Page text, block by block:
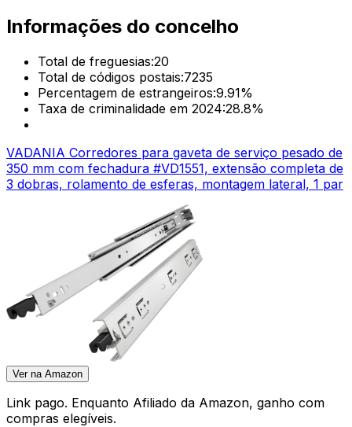
Informações do concelho
Total de freguesias:20
Total de códigos postais:7235
Percentagem de estrangeiros:9.91%
Taxa de criminalidade em 2024:28.8%
VADANIA Corredores para gaveta de serviço pesado de
350 mm com fechadura #VD1551, extensão completa de
3 dobras, rolamento de esferas, montagem lateral, 1 par
Ver na Amazon
Link pago. Enquanto Afiliado da Amazon, ganho com
compras elegíveis.